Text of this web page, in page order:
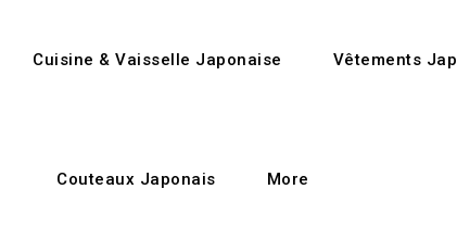
Cuisine & Vaisselle Japonaise Vêtements
Couteaux Japonais More